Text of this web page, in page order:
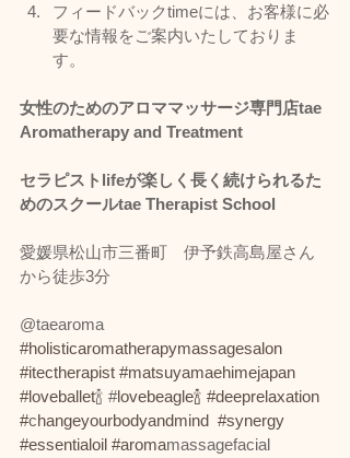
フィードバックtimeには、お客様に必
要な情報をご案内いたしておりま
す。
女性のためのアロママッサージ専門店tae
Aromatherapy and Treatment
セラピストlifeが楽しく長く続けられるた
めのスクールtae Therapist School
愛媛県松山市三番町　伊予鉄高島屋さん
から徒歩3分
@taearoma
#holisticaromatherapymassagesalon
#itectherapist #matsuyamaehimejapan
#loveballet🍾 #lovebeagle🍾 #deeprelaxation
#changeyourbodyandmind #synergy
#essentialoil #aromamassagefacial